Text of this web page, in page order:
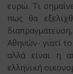
ευρώ. Τι
πως θα
Αθηνών- γιατί το
αλλά είναι η
ελληνική